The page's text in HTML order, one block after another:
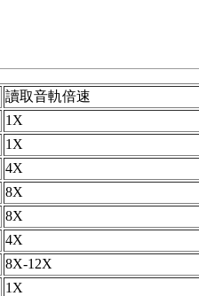
讀取音軌倍速
1X
1X
4X
8X
8X
4X
8X-12X
1X